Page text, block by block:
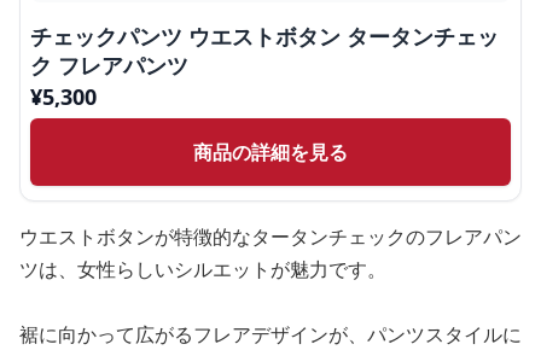
チェックパンツ ウエストボタン タータンチェッ
ク フレアパンツ
¥5,300
商品の詳細を見る
ウエストボタンが特徴的なタータンチェックのフレアパン
ツは、女性らしいシルエットが魅力です。
裾に向かって広がるフレアデザインが、パンツスタイルに